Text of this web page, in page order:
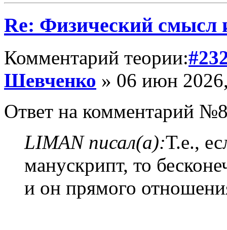
Re: Физический
Комментарий теории:
Шевченко » 06 июн
Ответ на комментарий
LIMAN писал(а):Т.е.,
манускрипт, то
и он прямого